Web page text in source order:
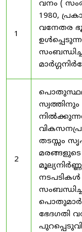
1
വനം (
1980,
വനേതര
2
സ്വത്തിനും
തടസ്സം
മരങ്ങളുടെ
നടപടികൾ
ഭേദഗതി